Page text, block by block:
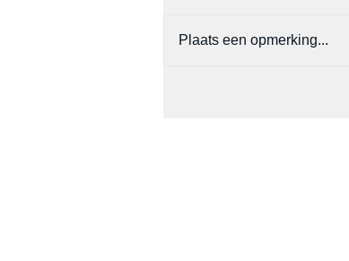
Plaats een opmerking...